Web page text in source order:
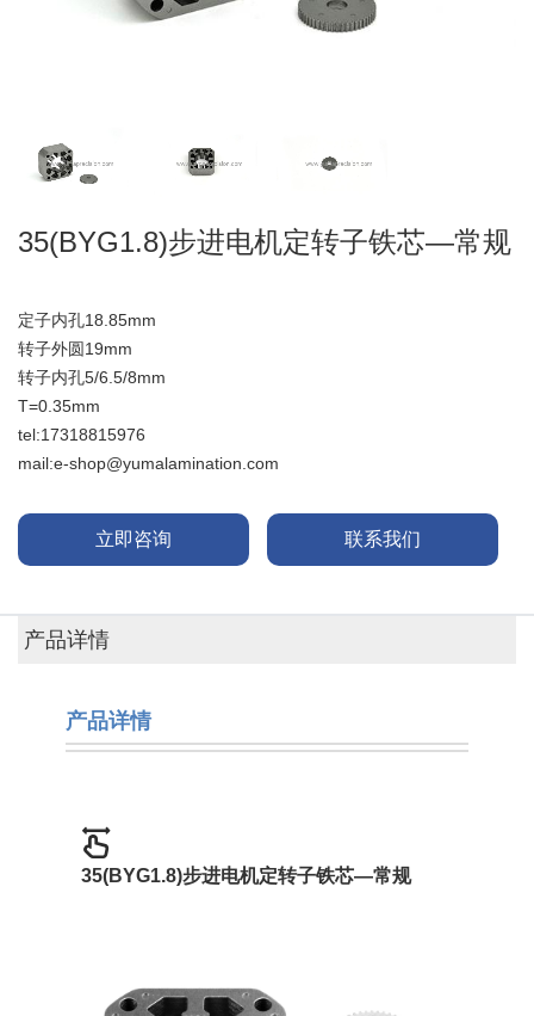
35(BYG1.8)步进电机定转子铁芯—常规
定子内孔18.85mm
转子外圆19mm
转子内孔5/6.5/8mm
T=0.35mm
tel:17318815976
mail:e-shop@yumalamination.com
立即咨询 联系我们
产品详情
产品详情
35(BYG1.8)步进电机定转子铁芯—常规